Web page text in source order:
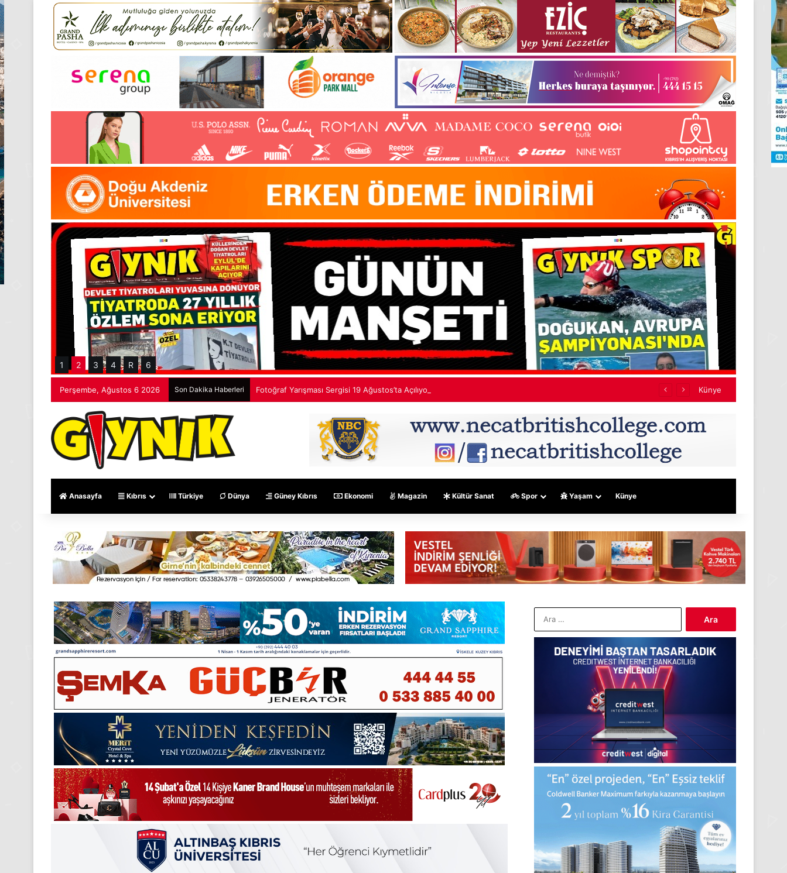
1 2 3 4 R 6
Perşembe, Ağustos 6 2026 Son Dakika Haberleri Fotoğraf Yarışması Sergisi 19 Ağustos’ta Açılıyor Künye
Anasayfa Kıbrıs Türkiye Dünya Güney Kıbrıs Ekonomi Magazin Kültür Sanat Spor Yaşam Künye